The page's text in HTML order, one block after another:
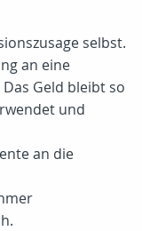
selbst.
an eine
Geld bleibt so
und
an die